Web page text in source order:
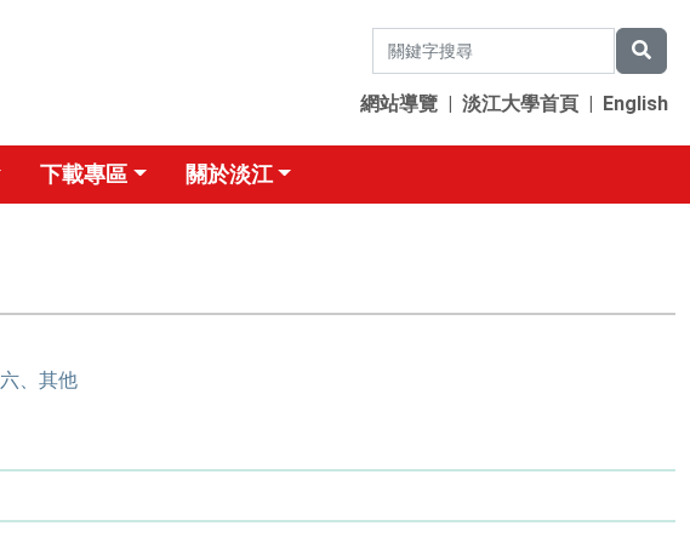
網站導覽 | 淡江大學首頁 | English
下載專區 關於淡江
六、其他